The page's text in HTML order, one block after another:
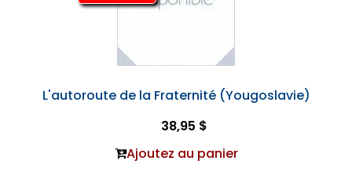
L'autoroute de la Fraternité (Yougoslavie)
38,95 $
Ajoutez au panier